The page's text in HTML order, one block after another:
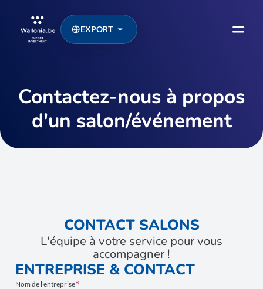
EXPORT
Contactez-nous à propos
d'un salon/événement
CONTACT SALONS
L'équipe à votre service pour vous
accompagner !
ENTREPRISE & CONTACT
Nom de l'entreprise